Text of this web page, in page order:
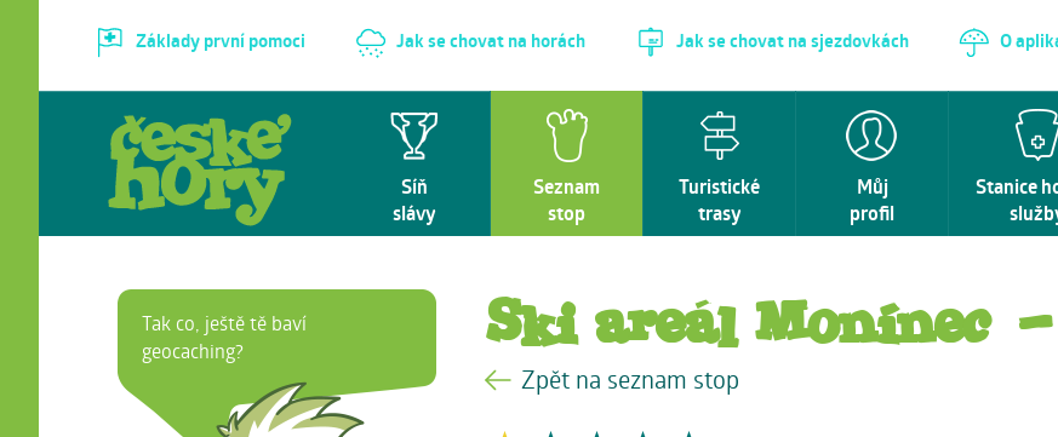
Základy první pomoci Jak se chovat na horách Jak se chovat na sjezdovkách O
Síň
slávy
Seznam
stop
Turistické
trasy
Můj
profil
Stanice
Tak co, ještě tě baví
geocaching?
Ski areál Monínec
Zpět na seznam stop